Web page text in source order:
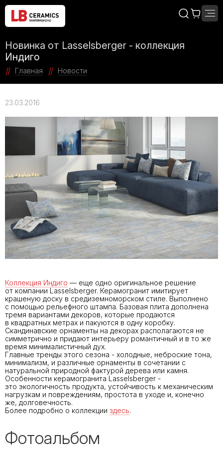
Новинка от Lasselsberger - коллекция
Индиго
Главная Новости
23.03.2016
Коллекция Индиго — еще одно оригинальное решение
от компании Lasselsberger. Керамогранит имитирует
крашеную доску в средиземноморском стиле. Выполнено
с помощью рельефного штампа. Базовая плита дополнена
тремя вариантами декоров, которые продаются
в квадратных метрах и пакуются в одну коробку.
Скандинавские орнаменты на декорах располагаются не
симметрично и придают интерьеру романтичный и в то же
время минималистичный дух.
Главные тренды этого сезона - холодные, неброские тона,
минимализм, и различные орнаменты в сочетании с
натуральной природной фактурой дерева или камня.
Особенности керамогранита Lasselsberger -
это экологичность продукта, устойчивость к механическим
нагрузкам и повреждениям, простота в уходе и, конечно
же, долговечность.
Более подробно о коллекции здесь.
Фотоальбом